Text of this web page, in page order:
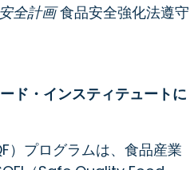
全計画食品安全強化法遵守
ド・インスティテュートに
プログラムは、食品産業